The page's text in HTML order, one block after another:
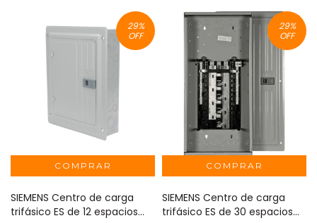
29%
OFF
SIEMENS Centro de carga
trifásico ES de 12 espacios
29%
OFF
SIEMENS Centro de carga
trifásico ES de 30 espacios